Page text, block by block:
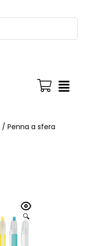
/ Penna a sfera
🔍